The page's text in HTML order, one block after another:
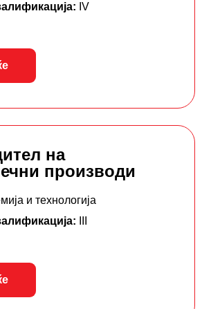
IV
на
производи
и технологија